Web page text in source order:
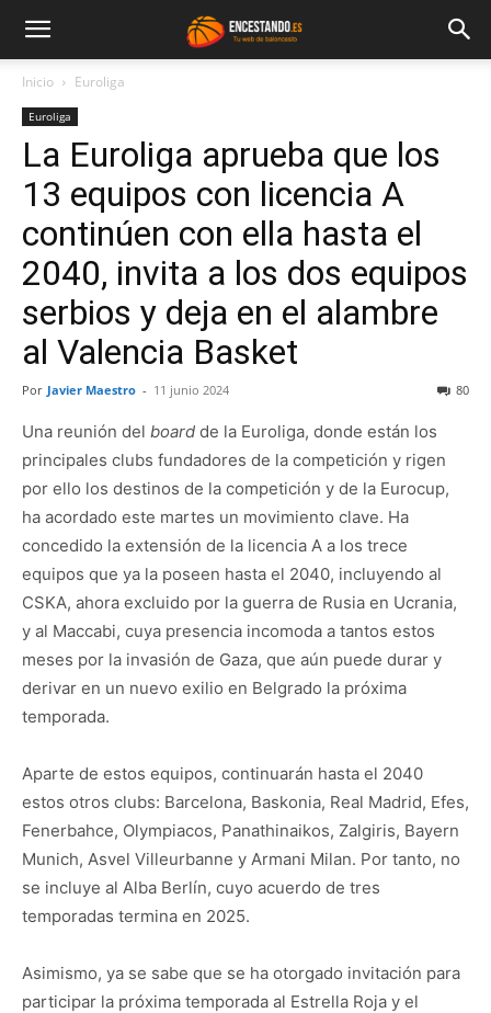
Inicio Euroliga
Euroliga
La Euroliga aprueba que los
13 equipos con licencia A
continúen con ella hasta el
2040, invita a los dos equipos
serbios y deja en el alambre
al Valencia Basket
Por Javier Maestro - 11 junio 2024 80
Una reunión del board de la Euroliga, donde están los
principales clubs fundadores de la competición y rigen
por ello los destinos de la competición y de la Eurocup,
ha acordado este martes un movimiento clave. Ha
concedido la extensión de la licencia A a los trece
equipos que ya la poseen hasta el 2040, incluyendo al
CSKA, ahora excluido por la guerra de Rusia en Ucrania,
y al Maccabi, cuya presencia incomoda a tantos estos
meses por la invasión de Gaza, que aún puede durar y
derivar en un nuevo exilio en Belgrado la próxima
temporada.
Aparte de estos equipos, continuarán hasta el 2040
estos otros clubs: Barcelona, Baskonia, Real Madrid, Efes,
Fenerbahce, Olympiacos, Panathinaikos, Zalgiris, Bayern
Munich, Asvel Villeurbanne y Armani Milan. Por tanto, no
se incluye al Alba Berlín, cuyo acuerdo de tres
temporadas termina en 2025.
Asimismo, ya se sabe que se ha otorgado invitación para
participar la próxima temporada al Estrella Roja y el